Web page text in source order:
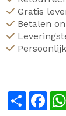
Gratis
Betalen
Share